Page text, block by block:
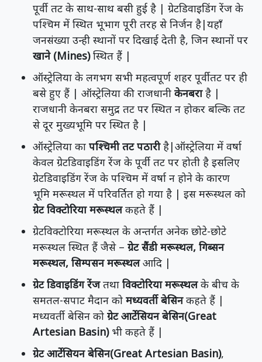
पूर्वी तट के साथ-साथ बसी हुई है | ग्रेटडिवाइडिंग रेंज के
पश्चिम में स्थित भूभाग पूरी तरह से निर्जन है|यहाँ
जनसंख्या उन्ही स्थानों पर दिखाई देती है, जिन स्थानों पर
खाने (Mines)स्थित हैं |
ऑस्ट्रेलिया के लगभग सभी महत्वपूर्ण शहर पूर्वीतट पर ही
बसे हुए हैं | ऑस्ट्रेलिया की राजधानी केनबराहै |
राजधानी केनबरा समुद्र तट पर स्थित न होकर बल्कि तट
से दूर मुख्यभूमि पर स्थित है |
ऑस्ट्रेलिया का पश्चिमी तट पठारीहै|ऑस्ट्रेलिया में वर्षा
केवल ग्रेटडिवाइडिंग रेंज के पूर्वी तट पर होती है इसलिए
ग्रेटडिवाइडिंग रेंज के पश्चिम में वर्षा न होने के कारण
भूमि मरूस्थल में परिवर्तित हो गया है | इस मरूस्थल को
ग्रेट विक्टोरिया मरूस्थलकहते हैं |
ग्रेटविक्टोरिया मरूस्थल के अन्तर्गत अनेक छोटे-छोटे
मरूस्थल स्थित हैं जैसे – ग्रेट सैंडी मरूस्थल, गिब्सन
मरूस्थल, सिम्पसन मरूस्थलआदि |
ग्रेट डिवाइडिंग रेंजतथा विक्टोरिया मरूस्थलके बीच के
समतल-सपाट मैदान को मध्यवर्ती बेसिनकहते हैं |
मध्यवर्ती बेसिन को ग्रेट आर्टेसियन बेसिन(Great
Artesian Basin) भी कहते हैं |
ग्रेट आर्टेसियन बेसिन(Great Artesian Basin),